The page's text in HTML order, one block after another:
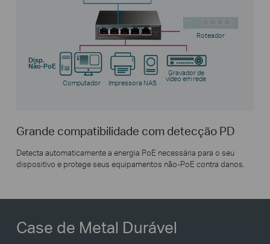
Disp.
Não-PoE
Computador Impressora NAS
Gravador de
vídeo em rede
Roteador
Grande compatibilidade com detecção PD
Detecta automaticamente a energia PoE necessária para o seu
dispositivo e protege seus equipamentos não-PoE contra danos.
Case de Metal Durável